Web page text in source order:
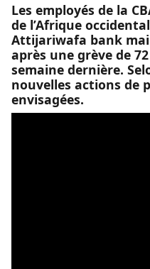
Les employés de la
de l’Afrique
Attijariwafa bank
après une grève de
semaine dernière.
nouvelles actions de
envisagées.